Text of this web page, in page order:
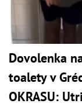
Dovolenka
toalety v
OKRASU: